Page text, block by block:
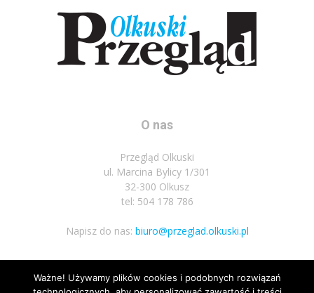
O nas
Przegląd Olkuski
ul. Marcina Bylicy 1/301
32-300 Olkusz
tel: 504 178 786
Napisz do nas: biuro@przeglad.olkuski.pl
Podążaj za nami
Ważne! Używamy plików cookies i podobnych rozwiązań